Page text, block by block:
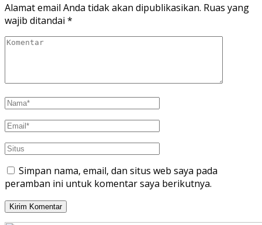
Alamat email Anda tidak akan dipublikasikan. Ruas yang
wajib ditandai *
Simpan nama, email, dan situs web saya pada
peramban ini untuk komentar saya berikutnya.